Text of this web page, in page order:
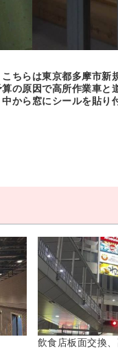
ちらは東京都多摩市新
の原因で高所作業車と
から窓にシールを貼り
飲食店板面交換、